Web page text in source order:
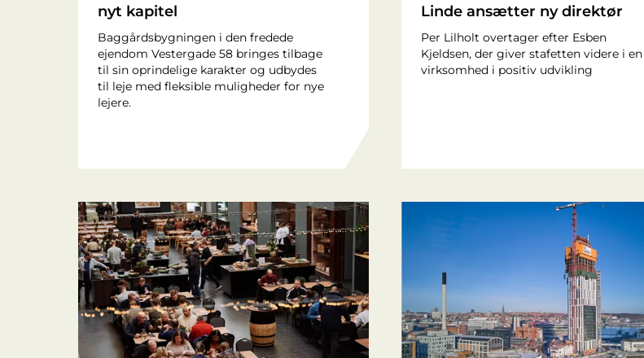
nyt kapitel
Baggårdsbygningen i den fredede
ejendom Vestergade 58 bringes tilbage
til sin oprindelige karakter og udbydes
til leje med fleksible muligheder for nye
lejere.
Linde ansætter ny direktør
Per Lilholt overtager efter Esben
Kjeldsen, der giver stafetten videre i en
virksomhed i positiv udvikling